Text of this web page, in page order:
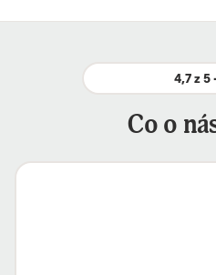
4,7 z 5
Co o